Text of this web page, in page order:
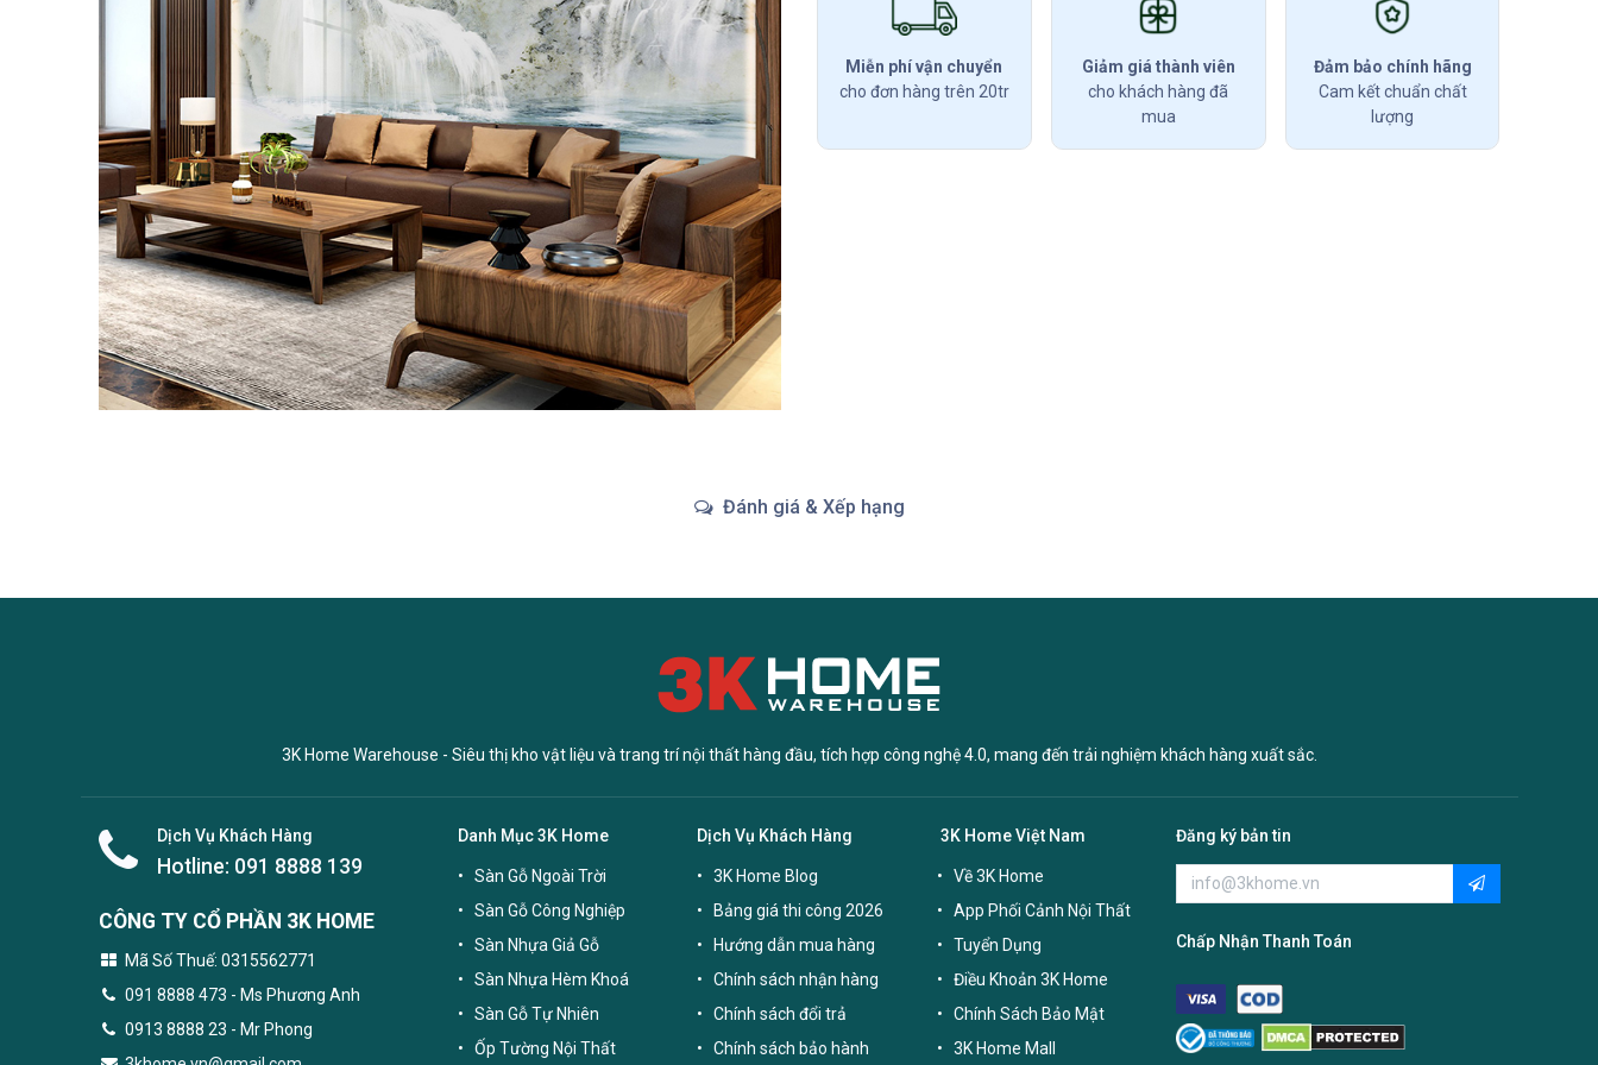
Miễn phí vận chuyển
cho đơn hàng trên 20tr
Giảm giá thành viên
cho khách hàng đã
mua
Đảm bảo chính hãng
Cam kết chuẩn chất
lượng
Đánh giá & Xếp hạng
3K Home Warehouse - Siêu thị kho vật liệu và trang trí nội thất hàng đầu, tích hợp công nghệ 4.0, mang đến trải nghiệm khách hàng xuất sắc.
Dịch Vụ Khách Hàng
Hotline: 091 8888 139
CÔNG TY CỔ PHẦN 3K HOME
Mã Số Thuế: 0315562771
091 8888 473 - Ms Phương Anh
0913 8888 23 - Mr Phong
Danh Mục 3K Home
Sàn Gỗ Ngoài Trời
Sàn Gỗ Công Nghiệp
Sàn Nhựa Giả Gỗ
Sàn Nhựa Hèm Khoá
Sàn Gỗ Tự Nhiên
Ốp Tường Nội Thất
Dịch Vụ Khách Hàng
3K Home Blog
Bảng giá thi công 2026
Hướng dẫn mua hàng
Chính sách nhận hàng
Chính sách đổi trả
Chính sách bảo hành
3K Home Việt Nam
Về 3K Home
App Phối Cảnh Nội Thất
Tuyển Dụng
Điều Khoản 3K Home
Chính Sách Bảo Mật
3K Home Mall
Đăng ký bản tin
Chấp Nhận Thanh Toán